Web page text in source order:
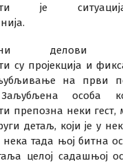
је
делови
су пројекција и
на први
особа
препозна неки
детаљ, који је у
тада њој битна
целој садашњој